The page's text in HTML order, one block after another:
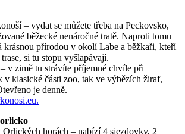
– vydat se můžete třeba na Peckovsko,
běžecké nenáročné tratě. Naproti tomu
krásnou přírodou v okolí Labe a běžkaři, kteří
si tu stopu vyšlapávají.
v zimě tu strávíte příjemné chvíle při
v klasické části zoo, tak ve výbězích žiraf,
je denně.
horách – nabízí 4 sjezdovky, 2